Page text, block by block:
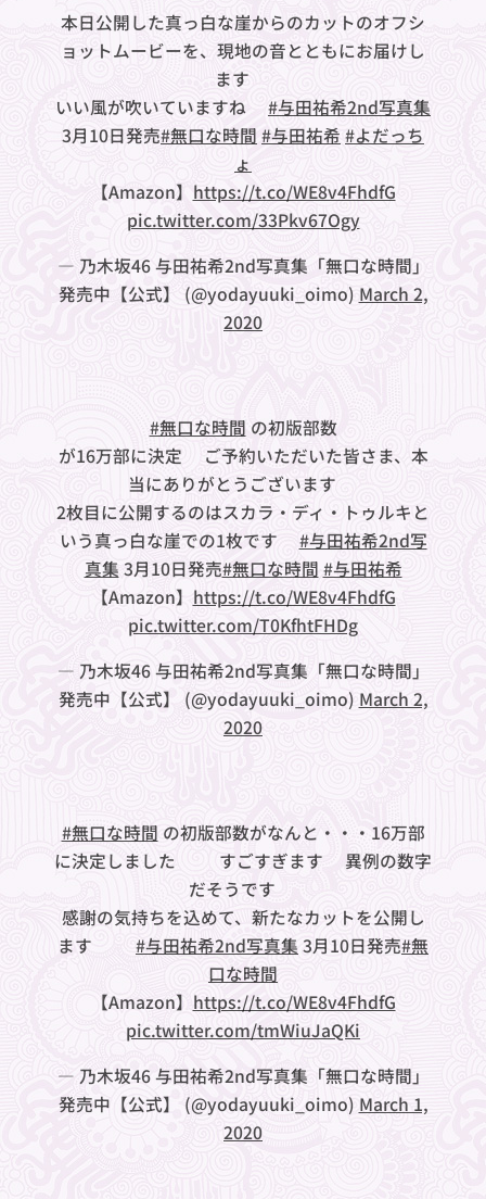
本日公開した真っ白な崖からのカットのオフシ
ョットムービーを、現地の音とともにお届けし
ます🏝
いい風が吹いていますね✨ #与田祐希2nd写真集
3月10日発売#無口な時間 #与田祐希 #よだっち
ょ
【Amazon】 https://t.co/WE8v4FhdfG
pic.twitter.com/33Pkv67Ogy
— 乃木坂46 与田祐希2nd写真集「無口な時間」
発売中【公式】 (@yodayuuki_oimo) March 2,
2020
#無口な時間 の初版部数
が16万部に決定❤︎ご予約いただいた皆さま、本
当にありがとうございます✨
2枚目に公開するのはスカラ・ディ・トゥルキと
いう真っ白な崖での1枚です👒 #与田祐希2nd写
真集 3月10日発売#無口な時間 #与田祐希
【Amazon】 https://t.co/WE8v4FhdfG
pic.twitter.com/T0KfhtFHDg
— 乃木坂46 与田祐希2nd写真集「無口な時間」
発売中【公式】 (@yodayuuki_oimo) March 2,
2020
#無口な時間 の初版部数がなんと・・・16万部
に決定しました😭✨すごすぎます✨異例の数字
だそうです😭
感謝の気持ちを込めて、新たなカットを公開し
ます🥤🌻 #与田祐希2nd写真集 3月10日発売#無
口な時間
【Amazon】 https://t.co/WE8v4FhdfG
pic.twitter.com/tmWiuJaQKi
— 乃木坂46 与田祐希2nd写真集「無口な時間」
発売中【公式】 (@yodayuuki_oimo) March 1,
2020